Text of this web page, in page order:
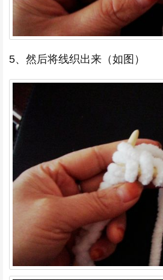
5、然后将线织出来（如图）